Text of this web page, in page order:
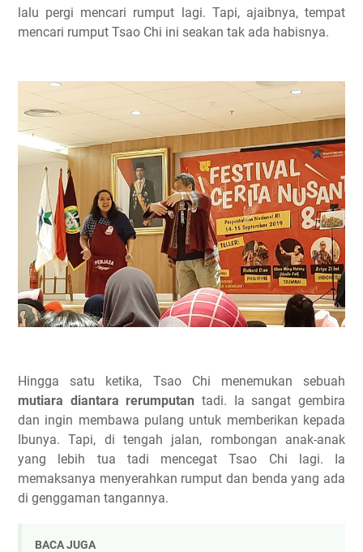
lalu pergi mencari rumput lagi. Tapi, ajaibnya, tempat
mencari rumput Tsao Chi ini seakan tak ada habisnya.
Hingga satu ketika, Tsao Chi menemukan sebuah
mutiara diantara rerumputan tadi. Ia sangat gembira
dan ingin membawa pulang untuk memberikan kepada
Ibunya. Tapi, di tengah jalan, rombongan anak-anak
yang lebih tua tadi mencegat Tsao Chi lagi. Ia
memaksanya menyerahkan rumput dan benda yang ada
di genggaman tangannya.
BACA JUGA